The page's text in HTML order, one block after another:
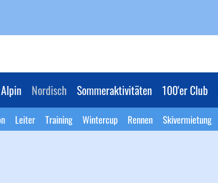
Alpin Nordisch Sommeraktivitäten 100'er Club
Leiter Training Wintercup Rennen Skivermietung